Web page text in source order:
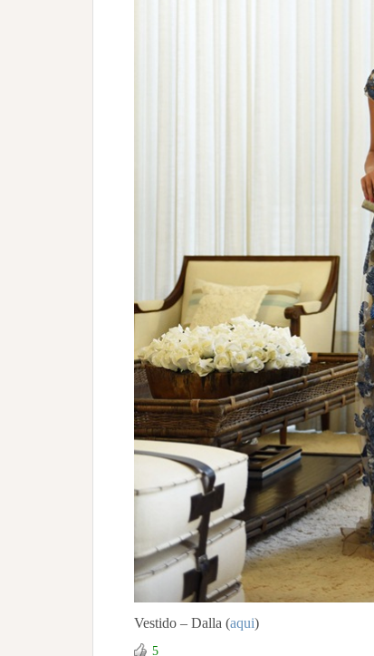
Vestido – Dalla (aqui)
5